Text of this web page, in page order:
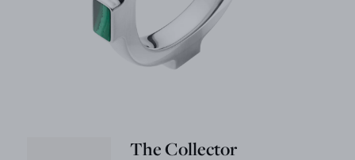
The Collector